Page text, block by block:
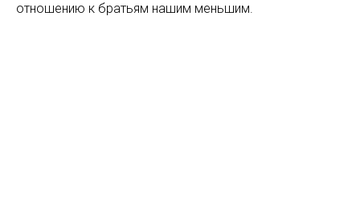
отношению к братьям нашим меньшим.